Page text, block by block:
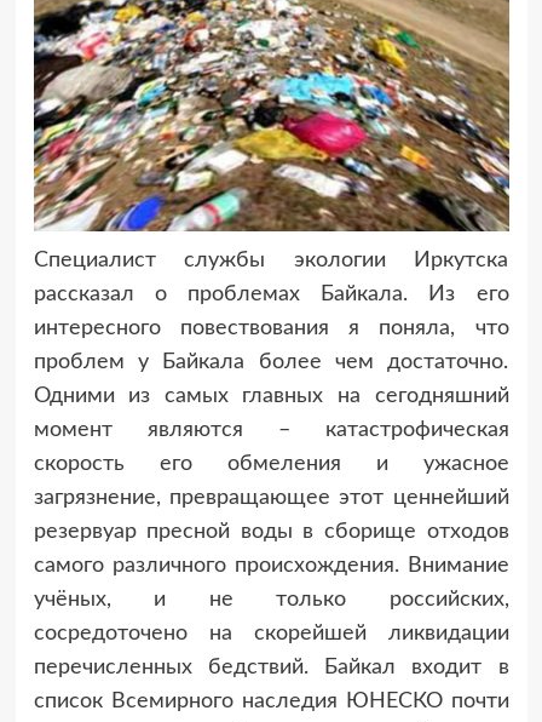
Специалист службы экологии Иркутска
рассказал о проблемах Байкала.
Из его
интересного повествования я поняла, что
проблем у Байкала более чем достаточно.
Одними из самых главных на сегодняшний
момент являются – катастрофическая
скорость его обмеления и ужасное
загрязнение, превращающее этот ценнейший
резервуар пресной воды в сборище отходов
самого различного происхождения. Внимание
учёных, и не только российских,
сосредоточено на скорейшей ликвидации
перечисленных бедствий. Байкал входит в
список Всемирного наследия ЮНЕСКО почти